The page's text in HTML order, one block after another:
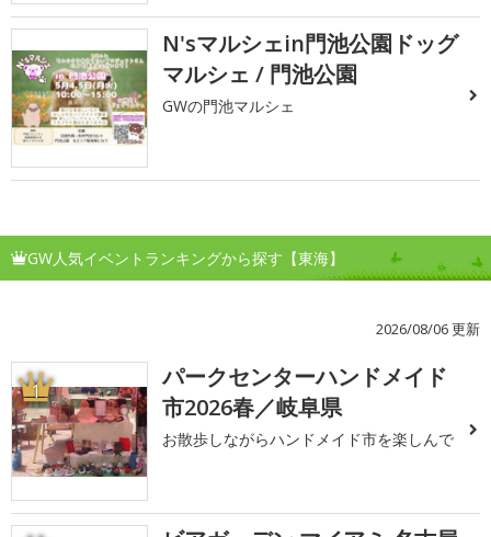
N'sマルシェin門池公園ドッグ
マルシェ / 門池公園
GWの門池マルシェ
GW人気イベントランキングから探す【東海】
2026/08/06 更新
1
パークセンターハンドメイド
市2026春／岐阜県
お散歩しながらハンドメイド市を楽しんで